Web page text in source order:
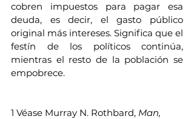
cobren impuestos para pagar esa
deuda, es decir, el gasto público
original más intereses. Significa que el
festín de los políticos continúa,
mientras el resto de la población se
empobrece.
1 Véase Murray N. Rothbard, Man,